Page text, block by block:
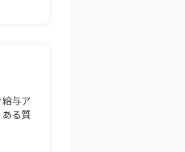
与ア
る質